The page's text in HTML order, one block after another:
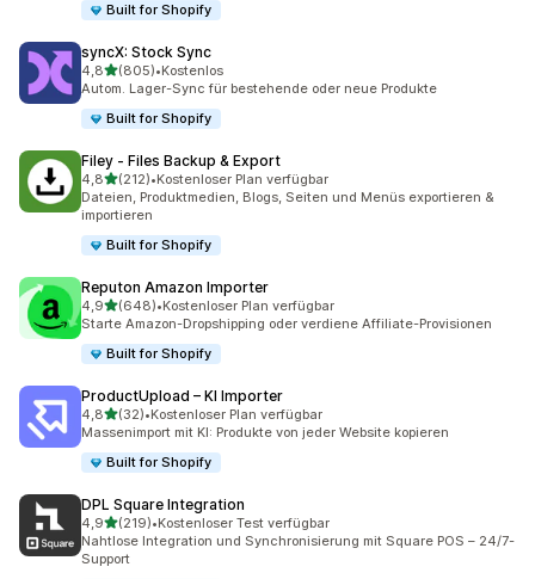
Built for Shopify
syncX: Stock Sync
4,8von 5 Sternen
(805)
805 Rezensionen insgesamt
•Kostenlos
Autom. Lager-Sync für bestehende oder neue Produkte
Built for Shopify
Filey ‑ Files Backup & Export
4,8von 5 Sternen
(212)
212 Rezensionen insgesamt
•Kostenloser Plan verfügbar
Dateien, Produktmedien, Blogs, Seiten und Menüs exportieren &
importieren
Built for Shopify
Reputon Amazon Importer
4,9von 5 Sternen
(648)
648 Rezensionen insgesamt
•Kostenloser Plan verfügbar
Starte Amazon-Dropshipping oder verdiene Affiliate-Provisionen
Built for Shopify
ProductUpload – KI Importer
4,8von 5 Sternen
(32)
32 Rezensionen insgesamt
•Kostenloser Plan verfügbar
Massenimport mit KI: Produkte von jeder Website kopieren
Built for Shopify
DPL Square Integration
4,9von 5 Sternen
(219)
219 Rezensionen insgesamt
•Kostenloser Test verfügbar
Nahtlose Integration und Synchronisierung mit Square POS – 24/7-
Support